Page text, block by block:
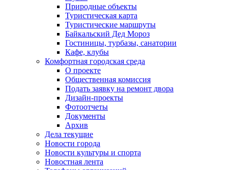
Природные объекты
Туристическая карта
Туристические маршруты
Байкальский Дед Мороз
Гостиницы, турбазы, санатории
Кафе, клубы
Комфортная городская среда
О проекте
Общественная комиссия
Подать заявку на ремонт двора
Дизайн-проекты
Фотоотчеты
Документы
Архив
Дела текущие
Новости города
Новости культуры и спорта
Новостная лента